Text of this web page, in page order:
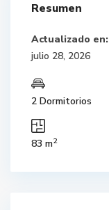
Resumen
Actualizado en:
julio 28, 2026
2 Dormitorios
83 m2